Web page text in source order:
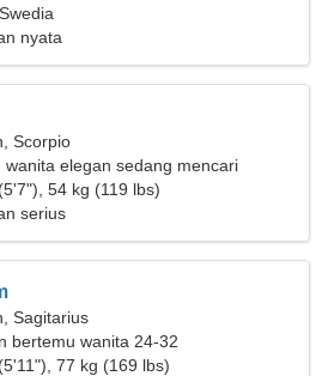
nyata
Scorpio
wanita elegan sedang mencari
54 kg (119 lbs)
serius
Sagitarius
bertemu wanita 24-32
77 kg (169 lbs)